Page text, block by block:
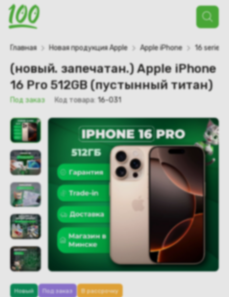
Поиск
товаров
Главная Новая продукция Apple Apple iPhone 16 series
(новый. запечатан.) Apple iPhone
16 Pro 512GB (пустынный титан)
Под заказ Код товара: 16-031
Новый Под заказ В рассрочку